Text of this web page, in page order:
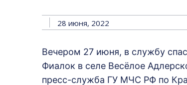
28 июня, 2022
Вечером 27 июня, в службу
Фиалок в селе Весёлое
пресс-служба ГУ МЧС РФ по